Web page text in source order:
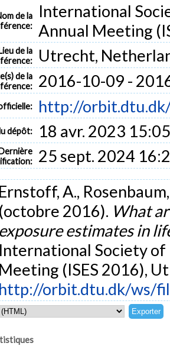
de la
International
Annual Meeting
de la
Utrecht,
de la
2016-10-09 -
http://
dépôt: 18 avr. 2023 15:05
25 sept. 2024
Ernstoff, A.,
(octobre 2016). What
exposure estimates in
International Society of
Meeting (ISES 2016),
http://orbit.dtu.dk/ws/